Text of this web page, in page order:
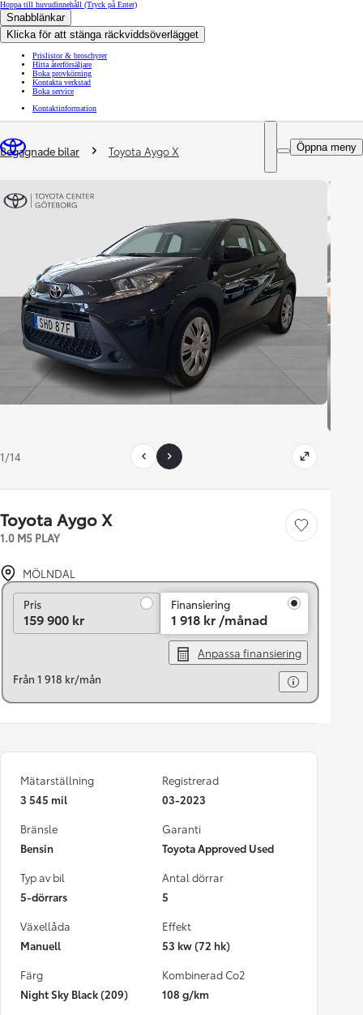
Hoppa till huvudinnehåll (Tryck på Enter)
Snabblänkar
Klicka för att stänga räckviddsöverlägget
Prislistor & broschyrer
Hitta återförsäljare
Boka provkörning
Kontakta verkstad
Boka service
Kontaktinformation
Öppna meny
You are here
Begagnade bilar Toyota Aygo X
1/14
Toyota Aygo X
1.0 M5 PLAY
Save car
MÖLNDAL
Pris
159 900 kr
Finansiering
1 918 kr /månad
Anpassa finansiering
Från 1 918 kr/mån
Mätarställning
3 545 mil
Registrerad
03-2023
Bränsle
Bensin
Garanti
Toyota Approved Used
Typ av bil
5-dörrars
Antal dörrar
5
Växellåda
Manuell
Effekt
53 kw (72 hk)
Färg
Night Sky Black (209)
Kombinerad Co2
108 g/km